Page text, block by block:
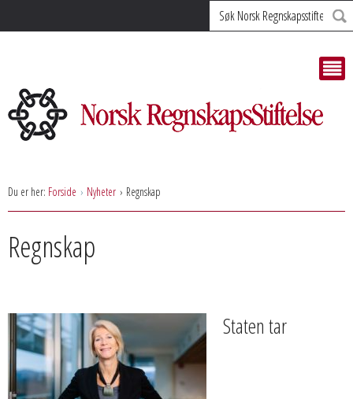
Søk
Du er her: Forside Nyheter Regnskap
Regnskap
Staten tar